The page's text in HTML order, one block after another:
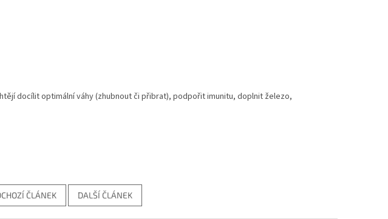
docílit optimální váhy (zhubnout či přibrat), podpořit imunitu, doplnit železo,
ČLÁNEK DALŠÍ ČLÁNEK